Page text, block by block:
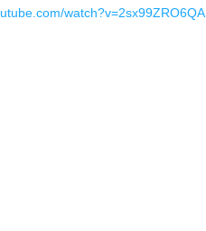
watch?v=2sx99ZRO6QA